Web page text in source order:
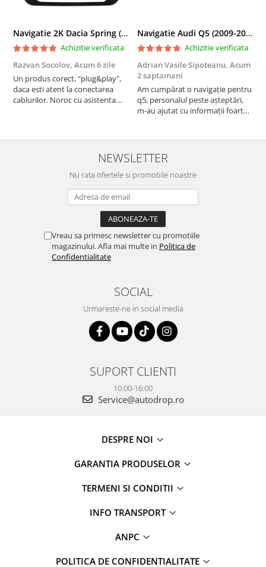
Navigatie 2K Dacia Spring (2021- Prezent), Android, S-Quadcore / 4GB RAM + 64GB ROM, 9.5 Inch - AD-BGS90042K+AD-BGRKIT366V4s
Achizitie verificata
Razvan Socolov, Acum 6 zile
Un produs corect, "plug&play",
daca esti atent la conectarea
cablurilor. Noroc cu asistenta
atras atentia ca nu era conectat
cablul de video de la camera
Navigatie Audi Q5 (2009-2017), Linux OS & OEM, MMI 3G, CarPlay & Android Auto Wireless, MirrorLink, Camera AHD, 12.3 Inch - AD-BGAALNXH+AD-BGRKITQ5002
Achizitie verificata
Adrian Vasile Sipoteanu, Acum
2 saptamani
Am cumpărat o navigație pentru
q5, personalul peste așteptări,
m-au ajutat cu informații foarte
serviabili, livrare rapidă, suport
tehnic, totul impecabil, o să revin
la ei și pentru vi...
NEWSLETTER
Nu rata ofertele si promotiile noastre
Vreau sa primesc newsletter cu promotiile
magazinului. Afla mai multe in Politica de
Confidentialitate
SOCIAL
Urmareste-ne in social media
SUPORT CLIENTI
10:00-16:00
Service@autodrop.ro
DESPRE NOI
GARANTIA PRODUSELOR
TERMENI SI CONDITII
INFO TRANSPORT
ANPC
POLITICA DE CONFIDENTIALITATE